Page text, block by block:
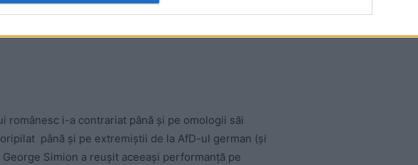
românesc i-a contrariat până și pe omologii săi
până și pe extremiștii de la AfD-ul german (și
Simion a reușit aceeași performanță pe